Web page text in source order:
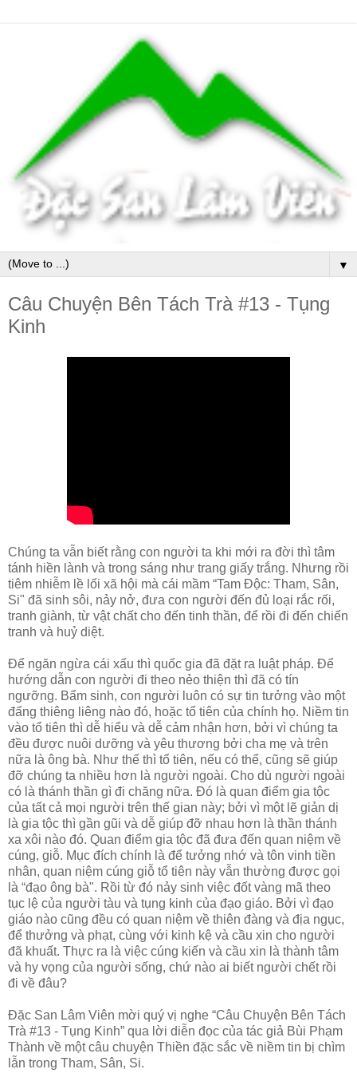
▼
Câu Chuyện Bên Tách Trà #13 - Tụng
Kinh
Chúng ta vẫn biết rằng con người ta khi mới ra đời thì tâm
tánh hiền lành và trong sáng như trang giấy trắng. Nhưng rồi
tiêm nhiễm lề lối xã hội mà cái mầm “Tam Độc: Tham, Sân,
Si" đã sinh sôi, nảy nở, đưa con người đến đủ loại rắc rối,
tranh giành, từ vật chất cho đến tinh thần, để rồi đi đến chiến
tranh và huỷ diệt.
Để ngăn ngừa cái xấu thì quốc gia đã đặt ra luật pháp. Để
hướng dẫn con người đi theo nẻo thiện thì đã có tín
ngưỡng. Bẩm sinh, con người luôn có sự tin tưởng vào một
đấng thiêng liêng nào đó, hoặc tổ tiên của chính họ. Niềm tin
vào tổ tiên thì dễ hiểu và dễ cảm nhận hơn, bởi vì chúng ta
đều được nuôi dưỡng và yêu thương bởi cha mẹ và trên
nữa là ông bà. Như thế thì tổ tiên, nếu có thể, cũng sẽ giúp
đỡ chúng ta nhiều hơn là người ngoài. Cho dù người ngoài
có là thánh thần gì đi chăng nữa. Đó là quan điểm gia tộc
của tất cả mọi người trên thế gian này; bởi vì một lẽ giản dị
là gia tộc thì gần gũi và dễ giúp đỡ nhau hơn là thần thánh
xa xôi nào đó. Quan điểm gia tộc đã đưa đến quan niệm về
cúng, giỗ. Mục đích chính là để tưởng nhớ và tôn vinh tiền
nhân, quan niệm cúng giỗ tổ tiên này vẫn thường được gọi
là “đạo ông bà". Rồi từ đó nảy sinh việc đốt vàng mã theo
tục lệ của người tàu và tụng kinh của đạo giáo. Bởi vì đạo
giáo nào cũng đều có quan niệm về thiên đàng và địa ngục,
để thưởng và phạt, cùng với kinh kệ và cầu xin cho người
đã khuất. Thực ra là việc cúng kiến và cầu xin là thành tâm
và hy vọng của người sống, chứ nào ai biết người chết rồi
đi về đâu?
Đặc San Lâm Viên mời quý vị nghe “Câu Chuyện Bên Tách
Trà #13 - Tụng Kinh” qua lời diễn đọc của tác giả Bùi Phạm
Thành về một câu chuyện Thiền đặc sắc về niềm tin bị chìm
lẫn trong Tham, Sân, Si.